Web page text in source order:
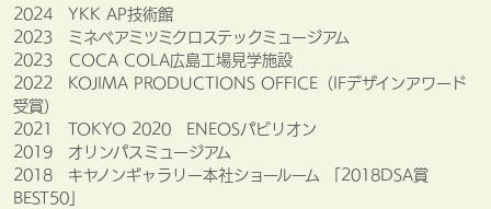
2024 YKK AP技術館
2023 ミネベアミツミクロステックミュージアム
2023 COCA COLA広島工場見学施設
2022 KOJIMA PRODUCTIONS OFFICE（IFデザインアワード
受賞）
2021 TOKYO 2020 ENEOSパビリオン
2019 オリンパスミュージアム
2018 キヤノンギャラリー本社ショールーム 「2018DSA賞
BEST50」